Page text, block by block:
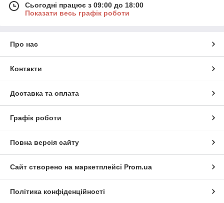
Сьогодні працює з 09:00 до 18:00
Показати весь графік роботи
Про нас
Контакти
Доставка та оплата
Графік роботи
Повна версія сайту
Сайт створено на маркетплейсі Prom.ua
Політика конфіденційності